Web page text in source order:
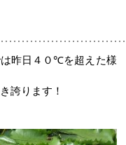
昨日４０℃を超えた様
誇ります！